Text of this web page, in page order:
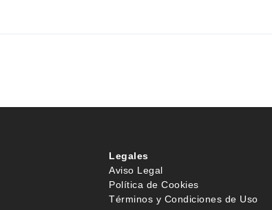
Legales
Aviso Legal
Política de Cookies
Términos y Condiciones de Uso